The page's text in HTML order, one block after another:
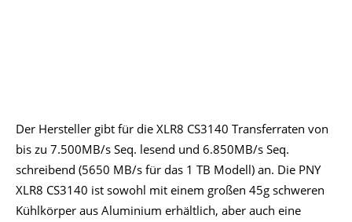
Der Hersteller gibt für die XLR8 CS3140 Transferraten von
bis zu 7.500MB/s Seq. lesend und 6.850MB/s Seq.
schreibend (5650 MB/s für das 1 TB Modell) an. Die PNY
XLR8 CS3140 ist sowohl mit einem großen 45g schweren
Kühlkörper aus Aluminium erhältlich, aber auch eine